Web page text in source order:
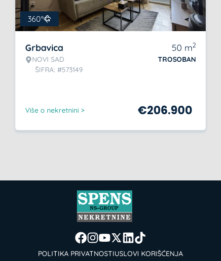
360°
Grbavica
NOVI SAD
ŠIFRA: #573149
50 m2
TROSOBAN
Više o nekretnini > €206.900
POLITIKA PRIVATNOSTIUSLOVI KORIŠĆENJA